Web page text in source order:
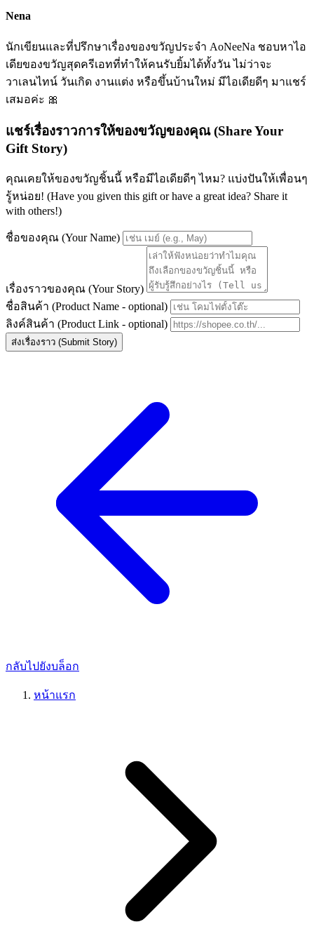
Nena
นักเขียนและที่ปรึกษาเรื่องของขวัญประจำ AoNeeNa ชอบหาไอ
เดียของขวัญสุดครีเอทที่ทำให้คนรับยิ้มได้ทั้งวัน ไม่ว่าจะ
วาเลนไทน์ วันเกิด งานแต่ง หรือขึ้นบ้านใหม่ มีไอเดียดีๆ มาแชร์
เสมอค่ะ 🎀
แชร์เรื่องราวการให้ของขวัญของคุณ (Share Your
Gift Story)
คุณเคยให้ของขวัญชิ้นนี้ หรือมีไอเดียดีๆ ไหม? แบ่งปันให้เพื่อนๆ
รู้หน่อย! (Have you given this gift or have a great idea? Share it
with others!)
ชื่อของคุณ (Your Name)
เรื่องราวของคุณ (Your Story)
ชื่อสินค้า (Product Name - optional)
ลิงค์สินค้า (Product Link - optional)
ส่งเรื่องราว (Submit Story)
กลับไปยังบล็อก
หน้าแรก